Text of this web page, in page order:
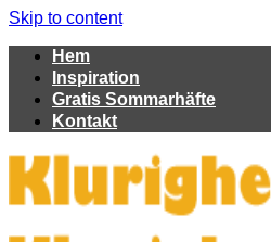
Skip to content
Hem
Inspiration
Gratis Sommarhäfte
Kontakt